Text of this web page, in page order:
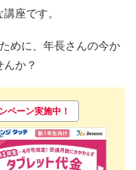
座です。
めに、年長さんの今か
か？
ペーン実施中！